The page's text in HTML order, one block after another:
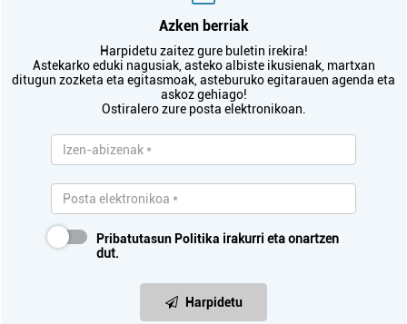
Azken berriak
Harpidetu zaitez gure buletin irekira!
Astekarko eduki nagusiak, asteko albiste ikusienak, martxan
ditugun zozketa eta egitasmoak, asteburuko egitarauen agenda eta
askoz gehiago!
Ostiralero zure posta elektronikoan.
Pribatutasun Politika irakurri eta onartzen
dut.
Harpidetu